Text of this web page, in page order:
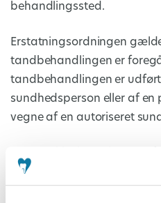
behandlingssted.
Erstatningsordningen
tandbehandlingen er
tandbehandlingen er
sundhedsperson eller af en
vegne af en autoriseret
patient får tilkendt en